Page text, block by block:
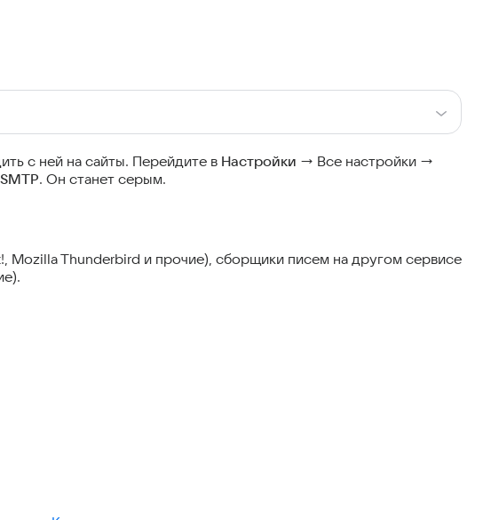
с ней на сайты. Перейдите в Настройки → Все настройки →
. Он станет серым.
Mozilla Thunderbird и прочие), сборщики писем на другом сервисе